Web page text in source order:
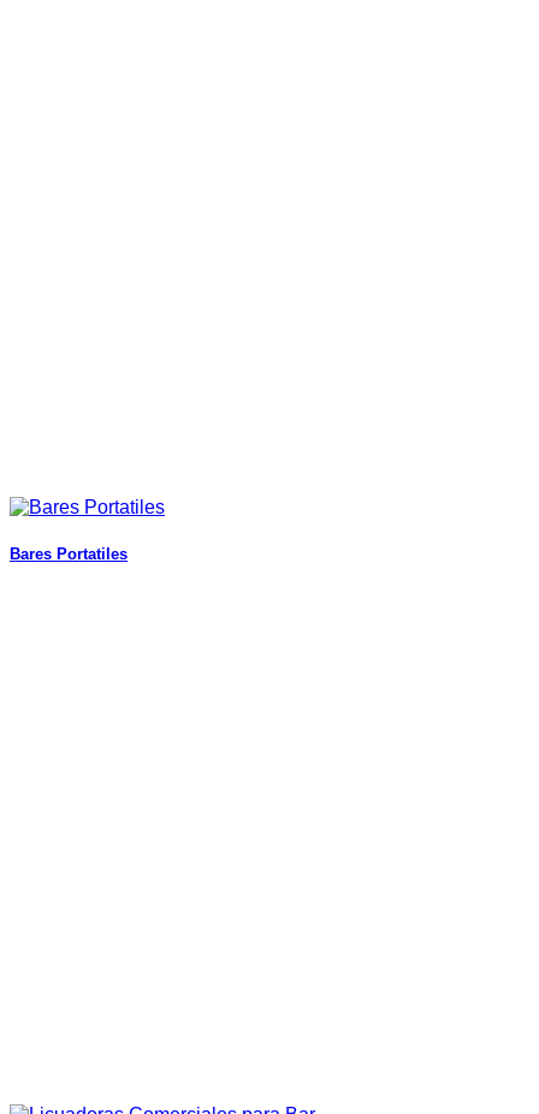
Bares Portatiles